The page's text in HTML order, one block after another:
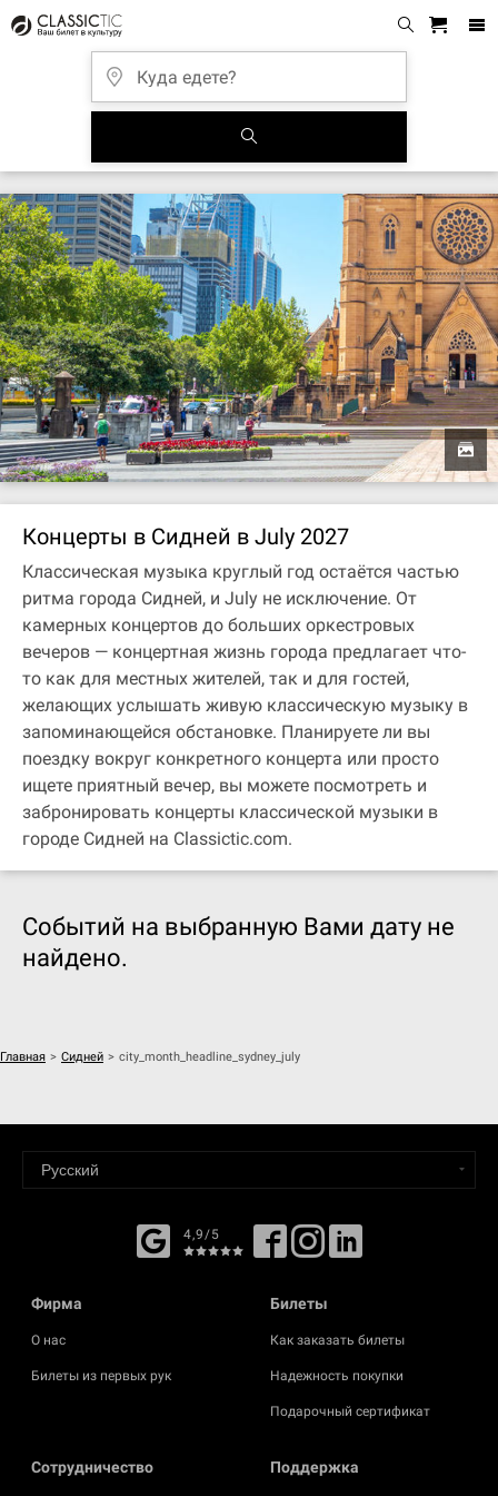
Концерты в Сидней в July 2027
Классическая музыка круглый год остаётся частью
ритма города Сидней, и July не исключение. От
камерных концертов до больших оркестровых
вечеров — концертная жизнь города предлагает что-
то как для местных жителей, так и для гостей,
желающих услышать живую классическую музыку в
запоминающейся обстановке. Планируете ли вы
поездку вокруг конкретного концерта или просто
ищете приятный вечер, вы можете посмотреть и
забронировать концерты классической музыки в
городе Сидней на Classictic.com.
Событий на выбранную Вами дату не
найдено.
Главная > Сидней > city_month_headline_sydney_july
4,9/5
Фирма
О нас
Билеты из первых рук
Билеты
Как заказать билеты
Надежность покупки
Подарочный сертификат
Cотрудничество Поддержка